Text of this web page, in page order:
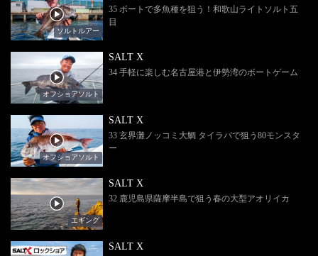
ソルトルアー
35 ボートで多魚種を狙う！和歌山ライトソルト五
目
オフショアソルト
SALT X
34 手軽に楽しむ名古屋港と伊勢湾のボートゲーム
オフショアソルト
SALT X
33 玄界灘ノッコミ大鯛 タイラバで狙う80モンスタ
ー
エギング
SALT X
32 鹿児島県薩摩半島で狙う春の大型アオリイカ
SALT X